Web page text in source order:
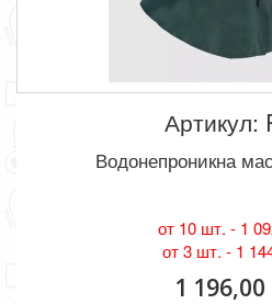
Артикул:
Водонепроникна
от 10 шт. - 1
от 3 шт. - 1
1